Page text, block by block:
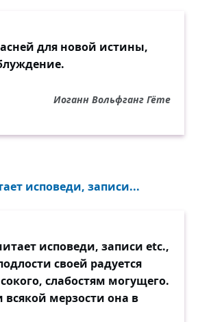
для новой истины,
Иоганн Вольфганг Гёте
исповеди, записи...
исповеди, записи etc.,
своей радуется
слабостям могущего.
мерзости она в